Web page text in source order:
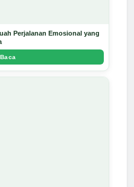
Perjalanan Emosional yang